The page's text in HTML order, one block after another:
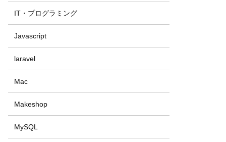
IT・プログラミング
Javascript
laravel
Mac
Makeshop
MySQL